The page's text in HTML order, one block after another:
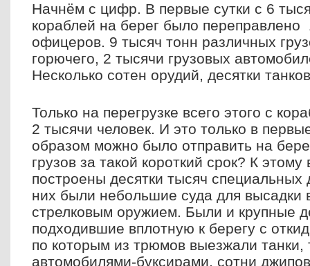
Начнём с цифр. В первые сутки с 6
кораблей на берег было переправлено
офицеров. 9 тысяч тонн различных
горючего, 2 тысячи грузовых
Несколько сотен орудий, десятки
Только на перегрузке всего этого с
2 тысячи человек. И это только в
образом можно было отправить на
грузов за такой короткий срок? К
построены десятки тысяч
них были небольшие суда для высадки
стрелковым оружием. Были и крупные
подходившие вплотную к берегу с
по которым из трюмов выезжали
автомобилями-буксирами, сотни